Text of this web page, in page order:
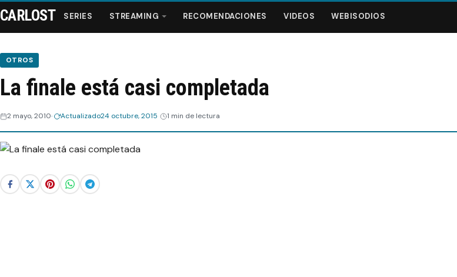
Series
Streaming
Recomendaciones
Videos
CARLOST SERIES STREAMING RECOMENDACIONES VIDEOS WEBISODIOS
OTROS
La finale está casi completada
2 mayo, 2010 Actualizado24 octubre, 2015 1 min de lectura